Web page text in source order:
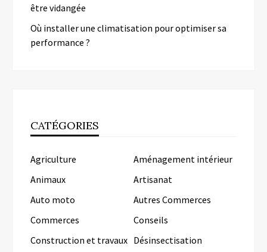
être vidangée
Où installer une climatisation pour optimiser sa
performance ?
CATÉGORIES
Agriculture
Aménagement intérieur
Animaux
Artisanat
Auto moto
Autres Commerces
Commerces
Conseils
Construction et travaux Désinsectisation